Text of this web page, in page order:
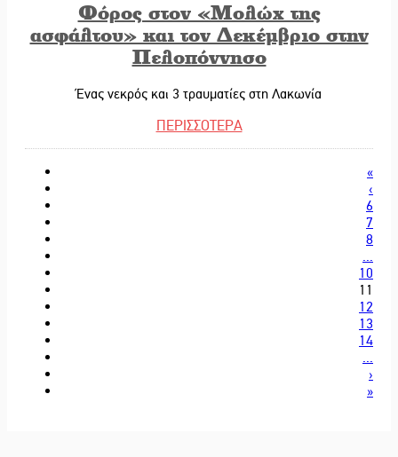
Φόρος στον «Μολώχ της
ασφάλτου» και τον Δεκέμβριο στην
Πελοπόννησο
Ένας νεκρός και 3 τραυματίες στη Λακωνία
ΠΕΡΙΣΣΟΤΕΡΑ
«
‹
6
7
8
...
10
11
12
13
14
...
›
»